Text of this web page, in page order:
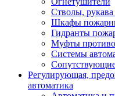
Стволы,
Шкафы
Гидранты
Муфты
Системы
Регулирующая,
автоматика